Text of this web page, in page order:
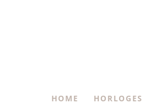
HOME HORLOGES